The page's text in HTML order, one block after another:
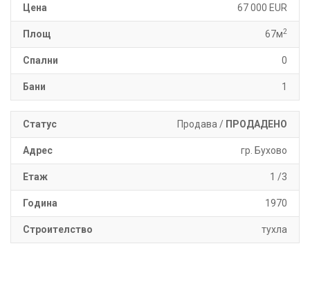
Цена 67 000 EUR
Площ 67м2
Спални 0
Бани 1
Статус Продава / ПРОДАДЕНО
Адрес гр. Бухово
Етаж 1 /3
Година 1970
Строителство тухла